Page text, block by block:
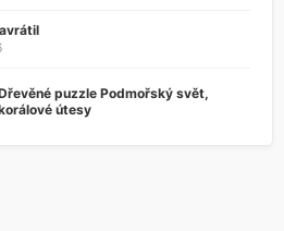
puzzle Podmořský svět,
útesy